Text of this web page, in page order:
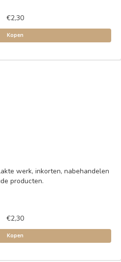
€2,30
Kopen
werk, inkorten, nabehandelen
producten.
€2,30
Kopen